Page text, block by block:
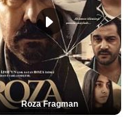
Roza Fragman